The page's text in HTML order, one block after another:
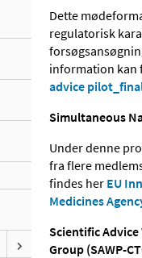
Dette
regulatorisk
information kan
advice
Simultaneous
Under denne
fra flere
findes her EU
Medicines
Scientific
Group (SAWP-